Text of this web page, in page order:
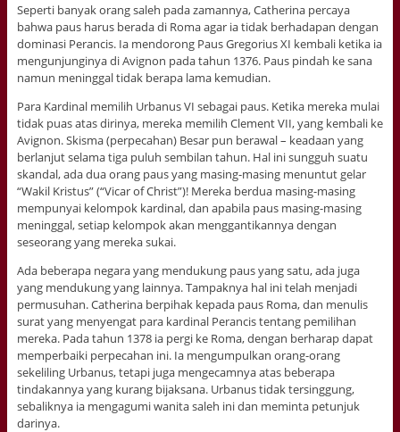
Seperti banyak orang saleh pada zamannya, Catherina percaya
bahwa paus harus berada di Roma agar ia tidak berhadapan dengan
dominasi Perancis. Ia mendorong Paus Gregorius XI kembali ketika ia
mengunjunginya di Avignon pada tahun 1376. Paus pindah ke sana
namun meninggal tidak berapa lama kemudian.
Para Kardinal memilih Urbanus VI sebagai paus. Ketika mereka mulai
tidak puas atas dirinya, mereka memilih Clement VII, yang kembali ke
Avignon. Skisma (perpecahan) Besar pun berawal – keadaan yang
berlanjut selama tiga puluh sembilan tahun. Hal ini sungguh suatu
skandal, ada dua orang paus yang masing-masing menuntut gelar
“Wakil Kristus” (“Vicar of Christ”)! Mereka berdua masing-masing
mempunyai kelompok kardinal, dan apabila paus masing-masing
meninggal, setiap kelompok akan menggantikannya dengan
seseorang yang mereka sukai.
Ada beberapa negara yang mendukung paus yang satu, ada juga
yang mendukung yang lainnya. Tampaknya hal ini telah menjadi
permusuhan. Catherina berpihak kepada paus Roma, dan menulis
surat yang menyengat para kardinal Perancis tentang pemilihan
mereka. Pada tahun 1378 ia pergi ke Roma, dengan berharap dapat
memperbaiki perpecahan ini. Ia mengumpulkan orang-orang
sekeliling Urbanus, tetapi juga mengecamnya atas beberapa
tindakannya yang kurang bijaksana. Urbanus tidak tersinggung,
sebaliknya ia mengagumi wanita saleh ini dan meminta petunjuk
darinya.